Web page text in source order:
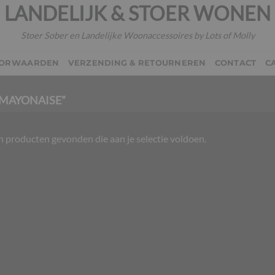
LANDELIJK & STOER WONEN
Stoer Sober en Landelijke Woonaccessoires by Lots of Molly
VERZENDING & RETOURNEREN CONTACT
producten gevonden die aan je selectie voldoen.